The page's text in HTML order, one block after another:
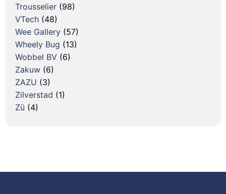
Trousselier (98)
VTech (48)
Wee Gallery (57)
Wheely Bug (13)
Wobbel BV (6)
Zakuw (6)
ZAZU (3)
Zilverstad (1)
Zü (4)